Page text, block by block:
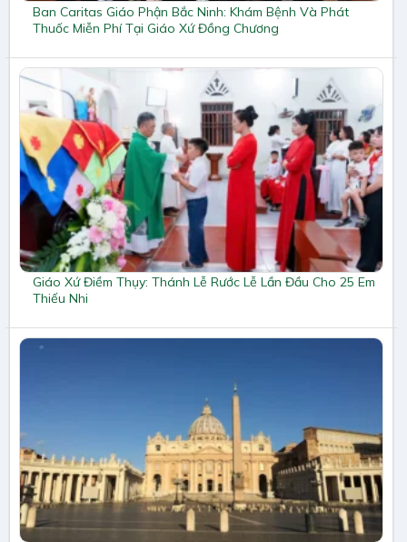
Ban Caritas Giáo Phận Bắc Ninh: Khám Bệnh Và Phát
Thuốc Miễn Phí Tại Giáo Xứ Đồng Chương
Giáo Xứ Điềm Thụy: Thánh Lễ Rước Lễ Lần Đầu Cho 25 Em
Thiếu Nhi